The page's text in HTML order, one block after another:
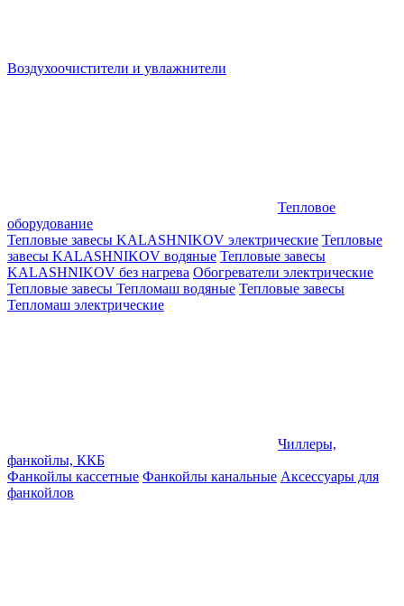
Воздухоочистители и увлажнители
Тепловое
оборудование
Тепловые завесы KALASHNIKOV электрические Тепловые
завесы KALASHNIKOV водяные Тепловые завесы
KALASHNIKOV без нагрева Обогреватели электрические
Тепловые завесы Тепломаш водяные Тепловые завесы
Тепломаш электрические
Чиллеры,
фанкойлы, ККБ
Фанкойлы кассетные Фанкойлы канальные Аксессуары для
фанкойлов